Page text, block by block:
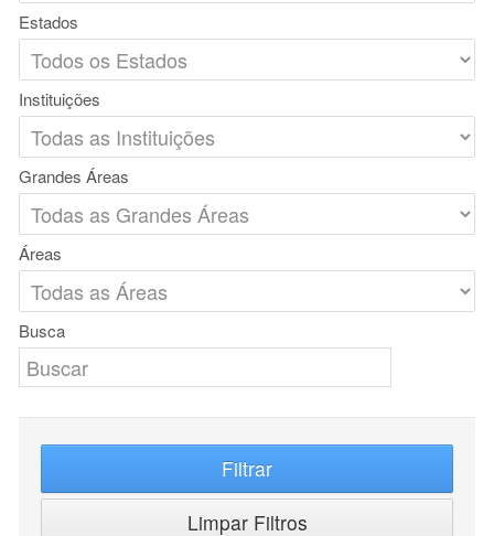
Estados
Instituições
Grandes Áreas
Áreas
Busca
Filtrar
Limpar Filtros